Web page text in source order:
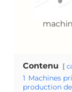
Contenu
1 Machines
production